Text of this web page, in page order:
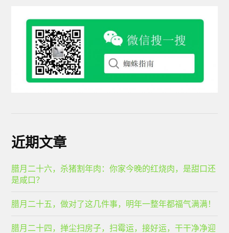
近期文章
腊月二十六，杀猪割年肉：你家今晚的红烧肉，是甜口还
是咸口？
腊月二十五，做对了这几件事，明年一整年都福气满满！
腊月二十四，掸尘扫房子，扫霉运，接好运，干干净净迎